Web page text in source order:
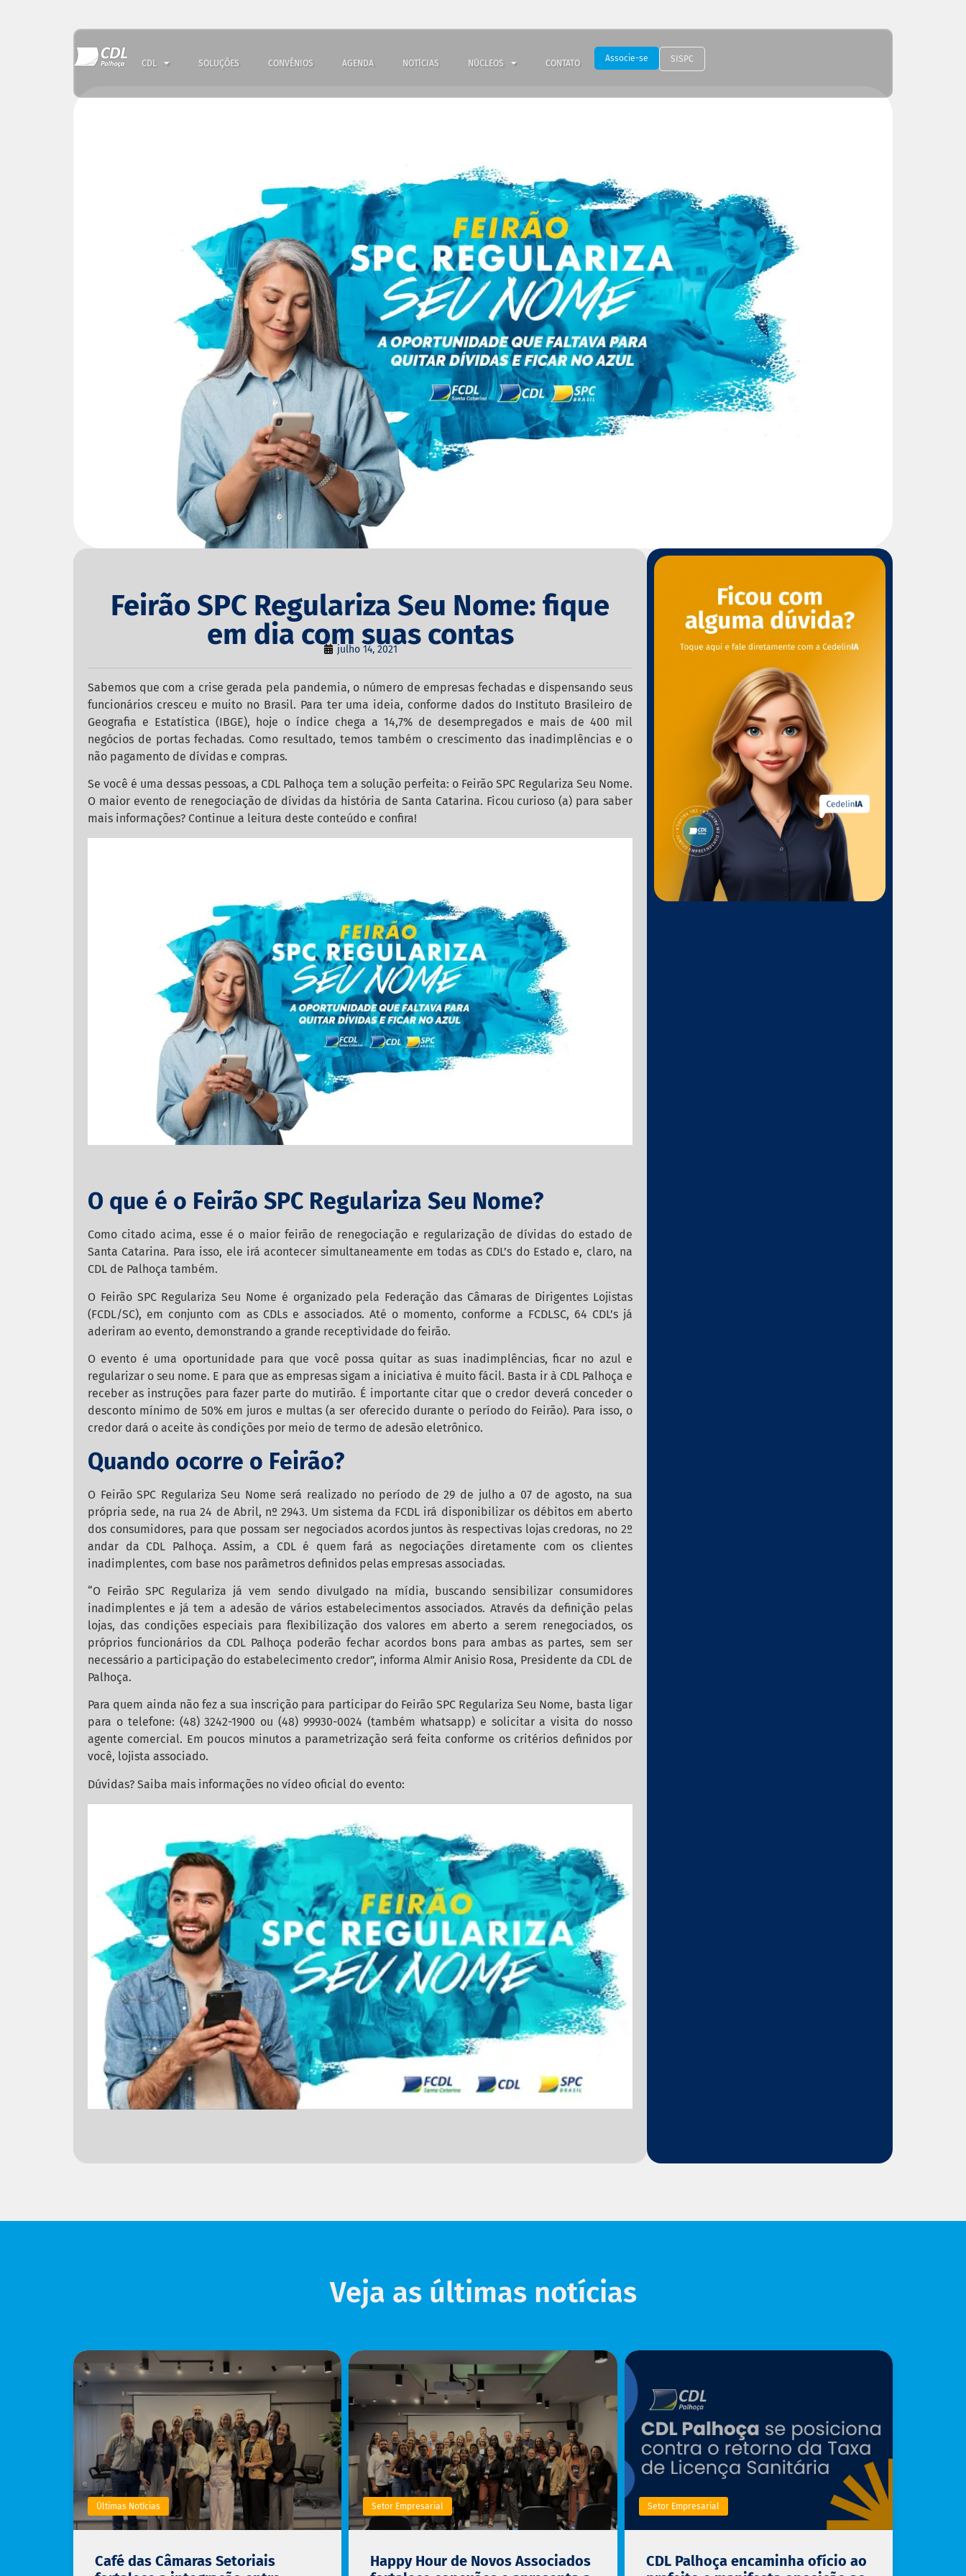
CDL SOLUÇÕES CONVÊNIOS AGENDA NOTÍCIAS NÚCLEOS CONTATO Associe-se SISPC
Feirão SPC Regulariza Seu Nome: fique
em dia com suas contas
julho 14, 2021
Sabemos que com a crise gerada pela pandemia, o número de empresas fechadas e dispensando seus
funcionários cresceu e muito no Brasil. Para ter uma ideia, conforme dados do Instituto Brasileiro de
Geografia e Estatística (IBGE), hoje o índice chega a 14,7% de desempregados e mais de 400 mil
negócios de portas fechadas. Como resultado, temos também o crescimento das inadimplências e o
não pagamento de dívidas e compras.
Se você é uma dessas pessoas, a CDL Palhoça tem a solução perfeita: o Feirão SPC Regulariza Seu Nome.
O maior evento de renegociação de dívidas da história de Santa Catarina. Ficou curioso (a) para saber
mais informações? Continue a leitura deste conteúdo e confira!
O que é o Feirão SPC Regulariza Seu Nome?
Como citado acima, esse é o maior feirão de renegociação e regularização de dívidas do estado de
Santa Catarina. Para isso, ele irá acontecer simultaneamente em todas as CDL’s do Estado e, claro, na
CDL de Palhoça também.
O Feirão SPC Regulariza Seu Nome é organizado pela Federação das Câmaras de Dirigentes Lojistas
(FCDL/SC), em conjunto com as CDLs e associados. Até o momento, conforme a FCDLSC, 64 CDL’s já
aderiram ao evento, demonstrando a grande receptividade do feirão.
O evento é uma oportunidade para que você possa quitar as suas inadimplências, ficar no azul e
regularizar o seu nome. E para que as empresas sigam a iniciativa é muito fácil. Basta ir à CDL Palhoça e
receber as instruções para fazer parte do mutirão. É importante citar que o credor deverá conceder o
desconto mínimo de 50% em juros e multas (a ser oferecido durante o período do Feirão). Para isso, o
credor dará o aceite às condições por meio de termo de adesão eletrônico.
Quando ocorre o Feirão?
O Feirão SPC Regulariza Seu Nome será realizado no período de 29 de julho a 07 de agosto, na sua
própria sede, na rua 24 de Abril, nº 2943. Um sistema da FCDL irá disponibilizar os débitos em aberto
dos consumidores, para que possam ser negociados acordos juntos às respectivas lojas credoras, no 2º
andar da CDL Palhoça. Assim, a CDL é quem fará as negociações diretamente com os clientes
inadimplentes, com base nos parâmetros definidos pelas empresas associadas.
“O Feirão SPC Regulariza já vem sendo divulgado na mídia, buscando sensibilizar consumidores
inadimplentes e já tem a adesão de vários estabelecimentos associados. Através da definição pelas
lojas, das condições especiais para flexibilização dos valores em aberto a serem renegociados, os
próprios funcionários da CDL Palhoça poderão fechar acordos bons para ambas as partes, sem ser
necessário a participação do estabelecimento credor”, informa Almir Anisio Rosa, Presidente da CDL de
Palhoça.
Para quem ainda não fez a sua inscrição para participar do Feirão SPC Regulariza Seu Nome, basta ligar
para o telefone: (48) 3242-1900 ou (48) 99930-0024 (também whatsapp) e solicitar a visita do nosso
agente comercial. Em poucos minutos a parametrização será feita conforme os critérios definidos por
você, lojista associado.
Dúvidas? Saiba mais informações no vídeo oficial do evento:
Veja as últimas notícias
Últimas Notícias
Café das Câmaras Setoriais
Setor Empresarial
Happy Hour de Novos Associados
Setor Empresarial
CDL Palhoça encaminha ofício ao